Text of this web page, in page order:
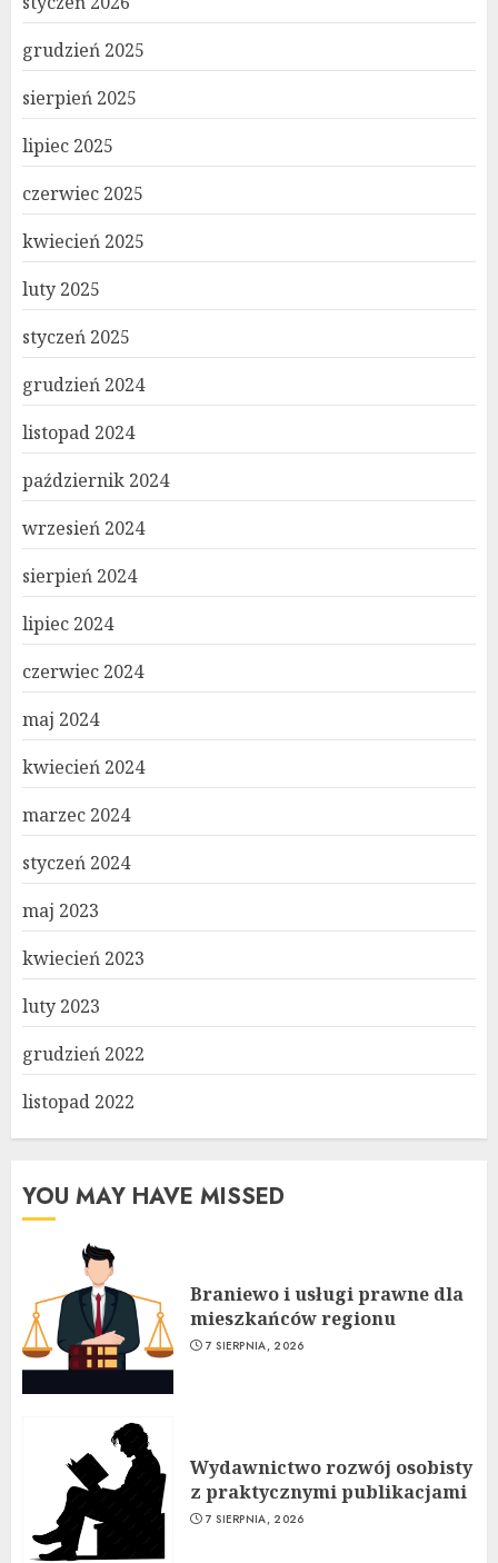
grudzień 2025
sierpień 2025
lipiec 2025
czerwiec 2025
kwiecień 2025
luty 2025
styczeń 2025
grudzień 2024
listopad 2024
październik 2024
wrzesień 2024
sierpień 2024
lipiec 2024
czerwiec 2024
maj 2024
kwiecień 2024
marzec 2024
styczeń 2024
maj 2023
kwiecień 2023
luty 2023
grudzień 2022
listopad 2022
YOU MAY HAVE MISSED
Braniewo i usługi prawne dla
mieszkańców regionu
7 SIERPNIA, 2026
Wydawnictwo rozwój osobisty
z praktycznymi publikacjami
7 SIERPNIA, 2026